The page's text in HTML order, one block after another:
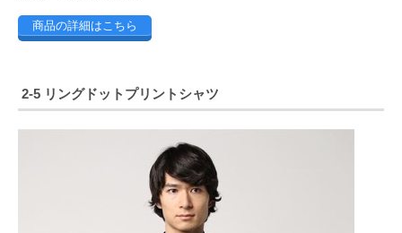
商品の詳細はこちら
2-5 リングドットプリントシャツ